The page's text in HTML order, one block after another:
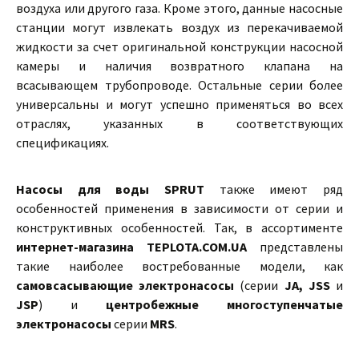
воздуха или другого газа. Кроме этого, данные насосные
станции могут извлекать воздух из перекачиваемой
жидкости за счет оригинальной конструкции насосной
камеры и наличия возвратного клапана на
всасывающем трубопроводе. Остальные серии более
универсальны и могут успешно применяться во всех
отраслях, указанных в соответствующих
спецификациях.
Насосы для воды SPRUT также имеют ряд
особенностей применения в зависимости от серии и
конструктивных особенностей. Так, в ассортименте
интернет-магазина TEPLOTA.COM.UAпредставлены
такие наиболее востребованные модели, как
самовсасывающие электронасосы (серии JA, JSSи
JSP) и центробежные многоступенчатые
электронасосы серии MRS.